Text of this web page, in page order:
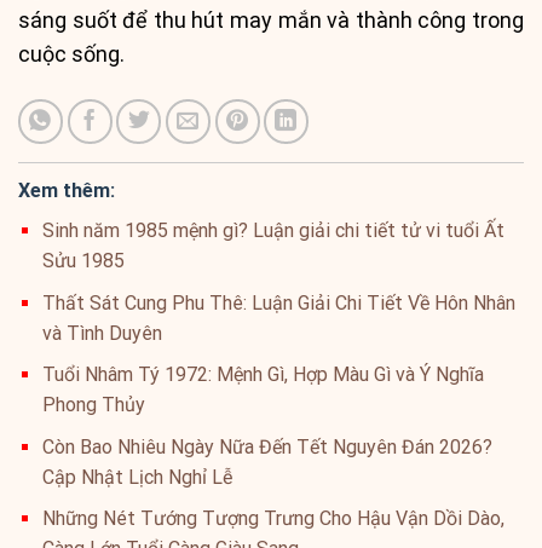
sáng suốt để thu hút may mắn và thành công trong
cuộc sống.
Xem thêm:
Sinh năm 1985 mệnh gì? Luận giải chi tiết tử vi tuổi Ất
Sửu 1985
Thất Sát Cung Phu Thê: Luận Giải Chi Tiết Về Hôn Nhân
và Tình Duyên
Tuổi Nhâm Tý 1972: Mệnh Gì, Hợp Màu Gì và Ý Nghĩa
Phong Thủy
Còn Bao Nhiêu Ngày Nữa Đến Tết Nguyên Đán 2026?
Cập Nhật Lịch Nghỉ Lễ
Những Nét Tướng Tượng Trưng Cho Hậu Vận Dồi Dào,